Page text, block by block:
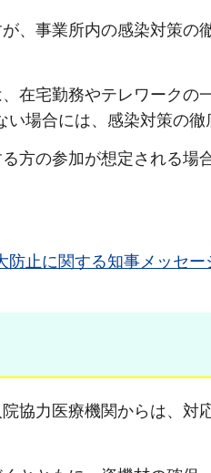
、事業所内の感染対策の
在宅勤務やテレワークの
場合には、感染対策の徹
方の参加が想定される場
止に関する知事メッセー
協力医療機関からは、対